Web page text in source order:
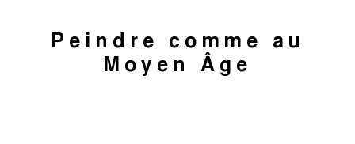
Peindre comme au
Moyen Âge